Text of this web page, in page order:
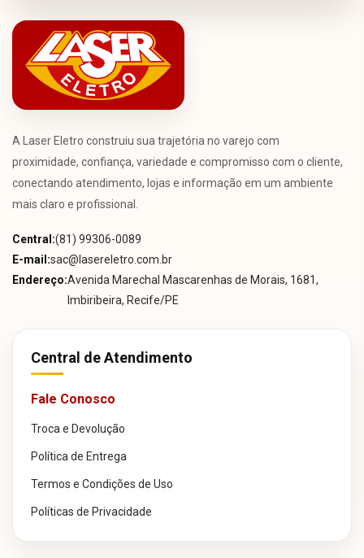
A Laser Eletro construiu sua trajetória no varejo com
proximidade, confiança, variedade e compromisso com o cliente,
conectando atendimento, lojas e informação em um ambiente
mais claro e profissional.
Central:(81) 99306-0089
E-mail:sac@lasereletro.com.br
Endereço:Avenida Marechal Mascarenhas de Morais, 1681,
Imbiribeira, Recife/PE
Central de Atendimento
Fale Conosco
Troca e Devolução
Política de Entrega
Termos e Condições de Uso
Políticas de Privacidade